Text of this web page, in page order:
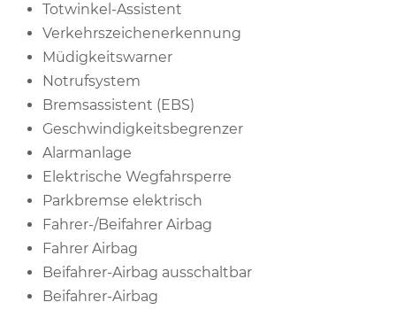
Totwinkel-Assistent
Verkehrszeichenerkennung
Müdigkeitswarner
Notrufsystem
Bremsassistent (EBS)
Geschwindigkeitsbegrenzer
Alarmanlage
Elektrische Wegfahrsperre
Parkbremse elektrisch
Fahrer-/Beifahrer Airbag
Fahrer Airbag
Beifahrer-Airbag ausschaltbar
Beifahrer-Airbag